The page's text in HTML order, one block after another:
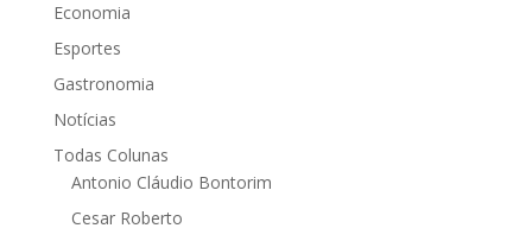
Economia
Esportes
Gastronomia
Notícias
Todas Colunas
Antonio Cláudio Bontorim
Cesar Roberto